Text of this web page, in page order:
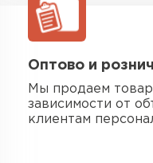
Оптово и
Мы продаем
зависимости от
клиентам